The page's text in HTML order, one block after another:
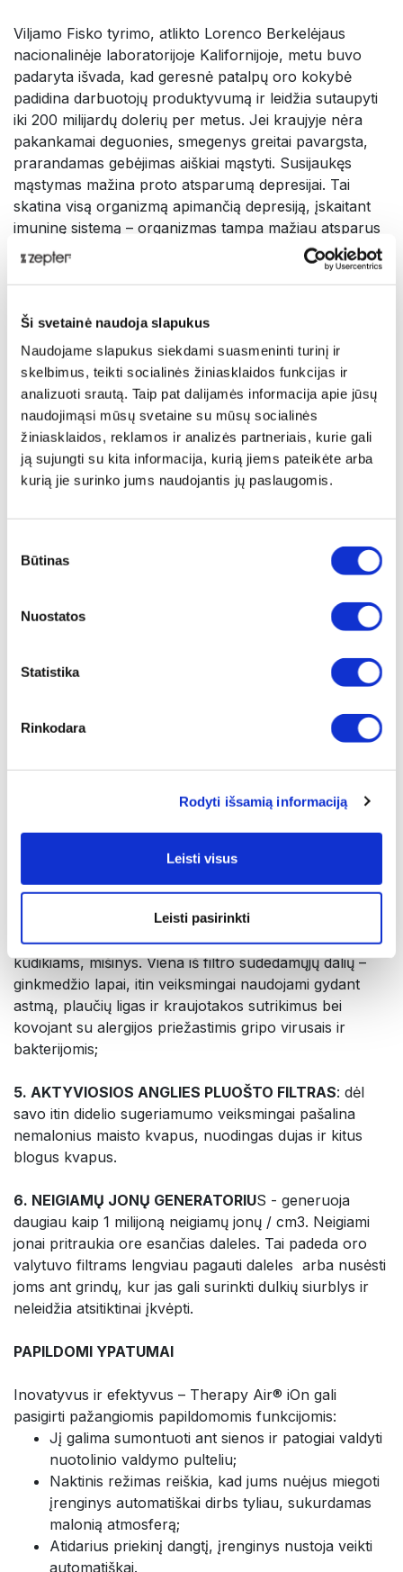
Ši svetainė naudoja slapukus
Naudojame slapukus siekdami suasmeninti turinį ir
skelbimus, teikti socialinės žiniasklaidos funkcijas ir
analizuoti srautą. Taip pat dalijamės informacija apie jūsų
naudojimąsi mūsų svetaine su mūsų socialinės
žiniasklaidos, reklamos ir analizės partneriais, kurie gali
ją sujungti su kita informacija, kurią jiems pateikėte arba
kurią jie surinko jums naudojantis jų paslaugomis.
pasirinkimas
Būtinas
Nuostatos
Statistika
Rinkodara
Rodyti išsamią informaciją
Leisti visus
Leisti pasirinkti
Viljamo Fisko tyrimo, atlikto Lorenco Berkelėjaus
nacionalinėje laboratorijoje Kalifornijoje, metu buvo
padaryta išvada, kad geresnė patalpų oro kokybė
padidina darbuotojų produktyvumą ir leidžia sutaupyti
iki 200 milijardų dolerių per metus. Jei kraujyje nėra
pakankamai deguonies, smegenys greitai pavargsta,
prarandamas gebėjimas aiškiai mąstyti. Susijaukęs
mąstymas mažina proto atsparumą depresijai. Tai
skatina visą organizmą apimančią depresiją, įskaitant
imuninę sistemą – organizmas tampa mažiau atsparus
įvairioms ligoms bei sutrikimams.
Su pavojingomis dalelėmis, tokiomis kaip įvairūs
teršalai, alergenai, žiedadulkės ir pelėsiai, galime
susidurti ir namuose. Taip pat turime saugotis lakiųjų
organinių junginių (LOJ), tai yra cheminių junginių,
galinčių tapti pavojingais oro teršalais, patenkančių į
aplinką iš dažų, valiklių, skiediklių, bei kitų buitinės
chemijos produktų, ir galinčių prisidėti prie prastos oro
kokybės. Peršalimo ar gripo sezono metu, oro kokybė
1. ANTISTATINIS FILTRAS:
pašalina dideles dulkių bei
dulkių daleles, bakterijas, kurių skersmuo didesnis nei
daleles bei tabako dūmus, o antibakterinis organinis
junginys tiabendazolis padeda pašalinti bacilas, pelėsių
sporas ir mikrobus. Taip užkerta kelią infekcijoms;
4. ANTI-ALERGENINIS FILTRAS:sidabro, mineralo
apatito ir antibakterinės medžiagos, veiksmingai
šalinančios legionelės bakterijas, ypatingai žalingas
kūdikiams, mišinys. Viena iš filtro sudedamųjų dalių –
ginkmedžio lapai, itin veiksmingai naudojami gydant
astmą, plaučių ligas ir kraujotakos sutrikimus bei
kovojant su alergijos priežastimis gripo virusais ir
bakterijomis;
5. AKTYVIOSIOS ANGLIES PLUOŠTO FILTRAS: dėl
savo itin didelio sugeriamumo veiksmingai pašalina
nemalonius maisto kvapus, nuodingas dujas ir kitus
blogus kvapus.
6. NEIGIAMŲ JONŲ GENERATORIUS - generuoja
daugiau kaip 1 milijoną neigiamų jonų / cm3. Neigiami
jonai pritraukia ore esančias daleles. Tai padeda oro
valytuvo filtrams lengviau pagauti daleles arba nusėsti
joms ant grindų, kur jas gali surinkti dulkių siurblys ir
neleidžia atsitiktinai įkvėpti.
PAPILDOMI YPATUMAI
Inovatyvus ir efektyvus – Therapy Air® iOn gali
pasigirti pažangiomis papildomomis funkcijomis:
Jį galima sumontuoti ant sienos ir patogiai valdyti
nuotolinio valdymo pulteliu;
Naktinis režimas reiškia, kad jums nuėjus miegoti
įrenginys automatiškai dirbs tyliau, sukurdamas
malonią atmosferą;
Atidarius priekinį dangtį, įrenginys nustoja veikti
automatiškai.